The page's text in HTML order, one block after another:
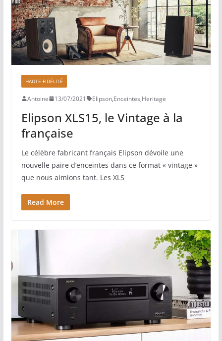
HAUTE-FIDÉLITÉ
Antoine 13/07/2021 Elipson,Enceintes,Heritage
Elipson XLS15, le Vintage à la
française
Le célèbre fabricant français Elipson dévoile une
nouvelle paire d’enceintes dans ce format « vintage »
que nous aimions tant. Les XLS
Read More